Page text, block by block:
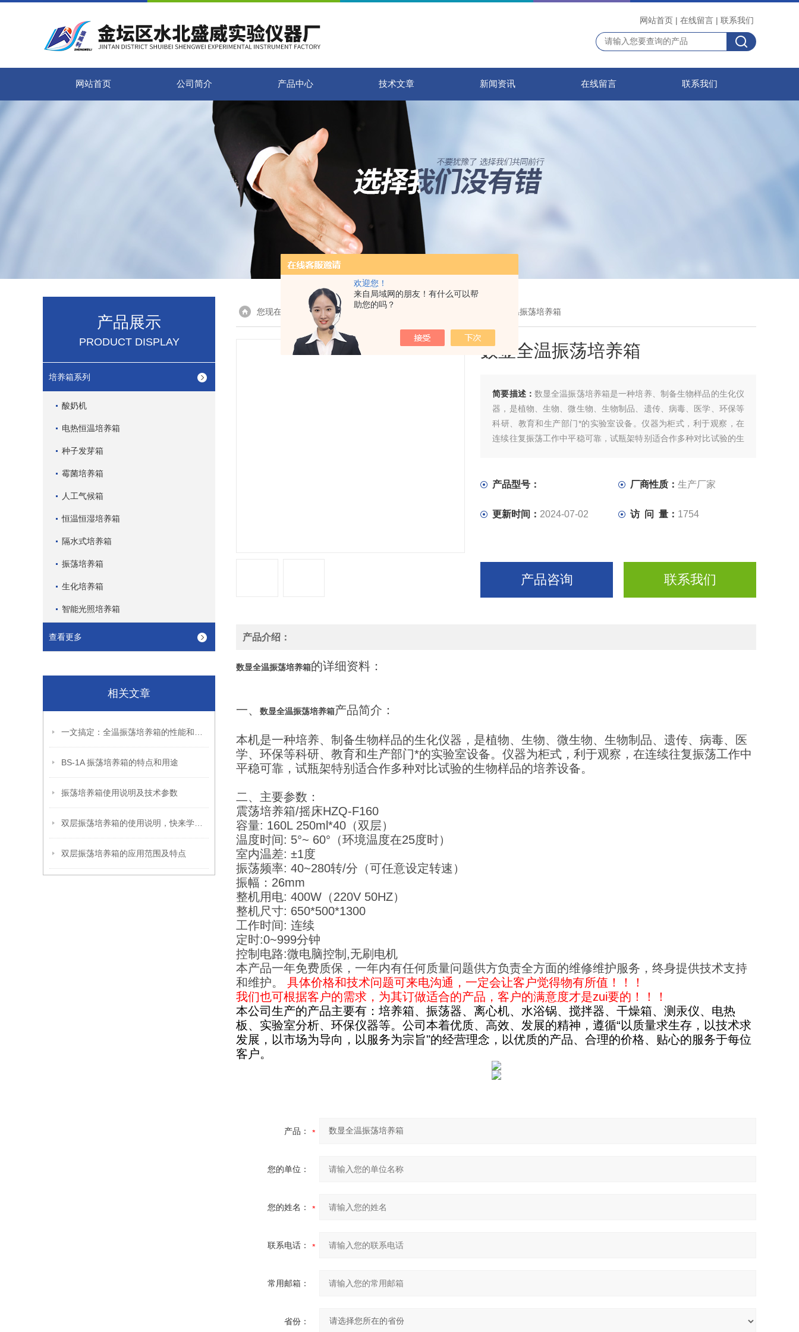
欢迎您！
来自局域网的朋友！有什么可以帮
助您的吗？
网站首页 | 在线留言 | 联系我们
网站首页 公司简介 产品中心 技术文章 新闻资讯 在线留言 联系我们
产品展示
PRODUCT DISPLAY
培养箱系列
酸奶机
电热恒温培养箱
种子发芽箱
霉菌培养箱
人工气候箱
恒温恒湿培养箱
隔水式培养箱
振荡培养箱
生化培养箱
智能光照培养箱
查看更多
相关文章
BS-1A 振荡培养箱的特点和用途
振荡培养箱使用说明及技术参数
双层振荡培养箱的应用范围及特点
您现在的位置：首页> 产品展示 > 培养箱系列 > 数显全温振荡培养箱
数显全温振荡培养箱
简要描述： 数显全温振荡培养箱是一种培养、制备生物样品的生化仪
器，是植物、生物、微生物、生物制品、遗传、病毒、医学、环保等
科研、教育和生产部门*的实验室设备。仪器为柜式，利于观察，在
连续往复振荡工作中平稳可靠，试瓶架特别适合作多种对比试验的生
产品型号： 厂商性质：生产厂家
更新时间： 2024-07-02 访 问 量： 1754
产品咨询 联系我们
产品介绍：
数显全温振荡培养箱的详细资料：
一、 数显全温振荡培养箱产品简介：
本机是一种培养、制备生物样品的生化仪器，是植物、生物、微生物、生物制品、遗传、病毒、医
学、环保等科研、教育和生产部门*的实验室设备。仪器为柜式，利于观察，在连续往复振荡工作中
平稳可靠，试瓶架特别适合作多种对比试验的生物样品的培养设备。
二、主要参数：
震荡培养箱/摇床HZQ-F160
容量: 160L 250ml*40（双层）
温度时间: 5°~ 60°（环境温度在25度时）
室内温差: ±1度
振荡频率: 40~280转/分（可任意设定转速）
振幅：26mm
整机用电: 400W（220V 50HZ）
整机尺寸: 650*500*1300
工作时间: 连续
定时:0~999分钟
控制电路:微电脑控制,无刷电机
本产品一年免费质保，一年内有任何质量问题供方负责全方面的维修维护服务，终身提供技术支持
和维护。
具体价格和技术问题可来电沟通，一定会让客户觉得物有所值！！！
我们也可根据客户的需求，为其订做适合的产品，客户的满意度才是zui要的！！！
本公司生产的产品主要有：培养箱、振荡器、离心机、水浴锅、搅拌器、干燥箱、测汞仪、电热
板、实验室分析、环保仪器等。公司本着优质、高效、发展的精神，遵循“以质量求生存，以技术求
发展，以市场为导向，以服务为宗旨"的经营理念，以优质的产品、合理的价格、贴心的服务于每位
客户。
产品：
您的单位：
您的姓名：
联系电话：
常用邮箱：
省份：